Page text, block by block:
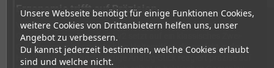
Unsere Webseite benötigt für einige Funktionen Cookies,
weitere Cookies von Drittanbietern helfen uns, unser
Angebot zu verbessern.
Du kannst jederzeit bestimmen, welche Cookies erlaubt
sind und welche nicht.
Ergonomie trifft auf Präzision
Vergiss die ungewöhnliche Dreiecksform des Original-
Controllers. Der Brawler64 v2 setzt auf ein klassisches Zwei-
Griff-Design mit komfortablen Haltegriffen, die perfekt in der
Hand liegen. Der hochwertige Analog-Stick reagiert präzise auf